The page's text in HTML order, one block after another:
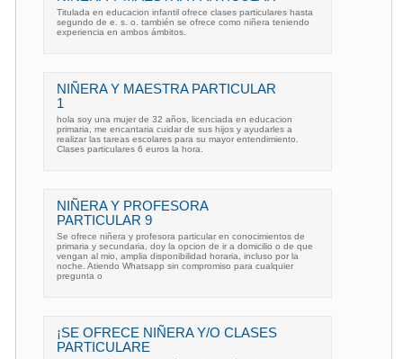
Titulada en educacion infantil ofrece clases particulares hasta
segundo de e. s. o. también se ofrece como niñera teniendo
experiencia en ambos ámbitos.
NIÑERA Y MAESTRA PARTICULAR
1
hola soy una mujer de 32 años, licenciada en educacion
primaria, me encantaria cuidar de sus hijos y ayudarles a
realizar las tareas escolares para su mayor entendimiento.
Clases particulares 6 euros la hora.
NIÑERA Y PROFESORA
PARTICULAR 9
Se ofrece niñera y profesora particular en conocimientos de
primaria y secundaria, doy la opcion de ir a domicilio o de que
vengan al mio, amplia disponibilidad horaria, incluso por la
noche. Atiendo Whatsapp sin compromiso para cualquier
pregunta o
¡SE OFRECE NIÑERA Y/O CLASES
PARTICULARE